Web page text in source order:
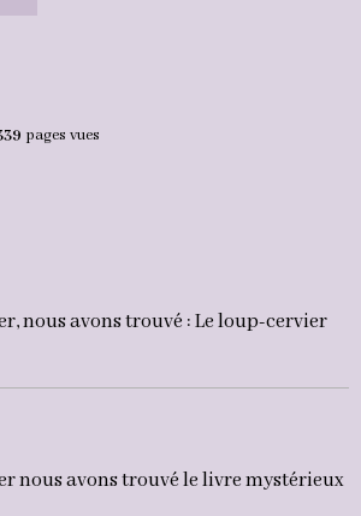
pages vues
nous avons trouvé : Le loup-cervier
nous avons trouvé le livre mystérieux